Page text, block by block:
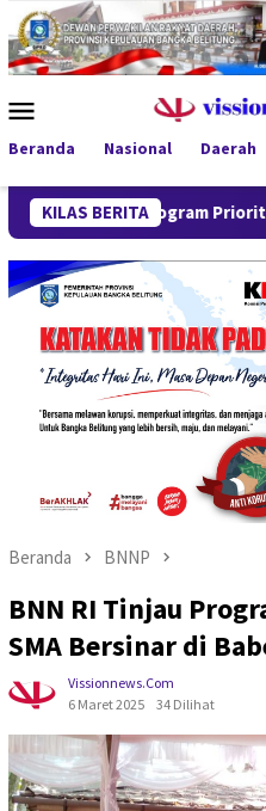
Loncat
ke
konten
Mobile
Beranda Nasional Daerah
KILAS BERITA
Program Prioritas
Beranda BNNP
BNN RI Tinjau
SMA Bersinar di
Vissionnews.com
6 Maret 2025
34 Dilihat